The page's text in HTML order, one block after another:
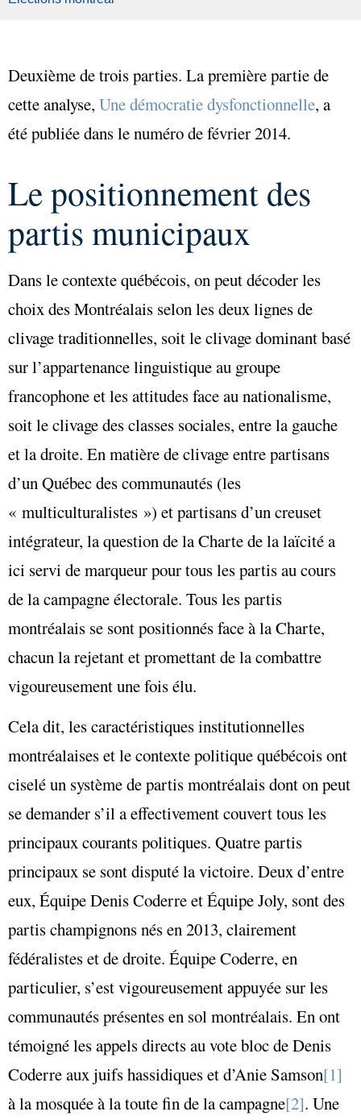
Deuxième de trois parties. La première partie de
cette analyse, Une démocratie dysfonctionnelle, a
été publiée dans le numéro de février 2014.
Le positionnement des
partis municipaux
Dans le contexte québécois, on peut décoder les
choix des Montréalais selon les deux lignes de
clivage traditionnelles, soit le clivage dominant basé
sur l’appartenance linguistique au groupe
francophone et les attitudes face au nationalisme,
soit le clivage des classes sociales, entre la gauche
et la droite. En matière de clivage entre partisans
d’un Québec des communautés (les
« multiculturalistes ») et partisans d’un creuset
intégrateur, la question de la Charte de la laïcité a
ici servi de marqueur pour tous les partis au cours
de la campagne électorale. Tous les partis
montréalais se sont positionnés face à la Charte,
chacun la rejetant et promettant de la combattre
vigoureusement une fois élu.
Cela dit, les caractéristiques institutionnelles
montréalaises et le contexte politique québécois ont
ciselé un système de partis montréalais dont on peut
se demander s’il a effectivement couvert tous les
principaux courants politiques. Quatre partis
principaux se sont disputé la victoire. Deux d’entre
eux, Équipe Denis Coderre et Équipe Joly, sont des
partis champignons nés en 2013, clairement
fédéralistes et de droite. Équipe Coderre, en
particulier, s’est vigoureusement appuyée sur les
communautés présentes en sol montréalais. En ont
témoigné les appels directs au vote bloc de Denis
Coderre aux juifs hassidiques et d’Anie Samson[1]
à la mosquée à la toute fin de la campagne[2]. Une